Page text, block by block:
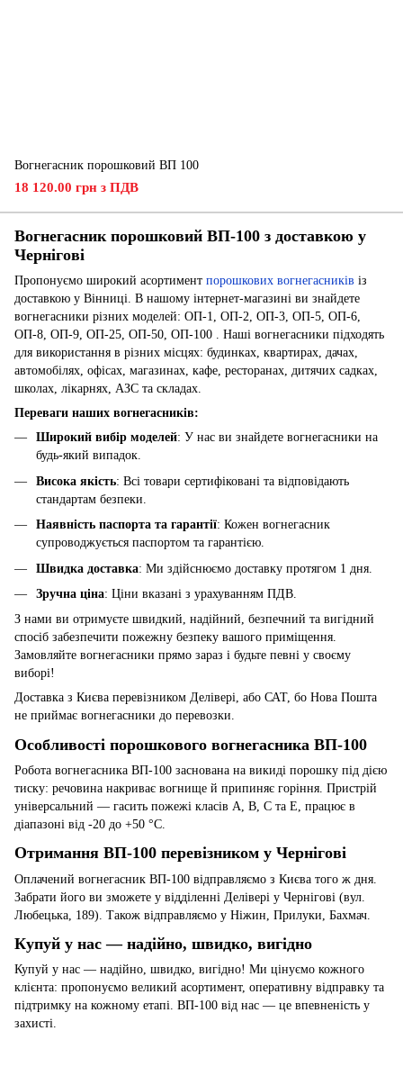
Вогнегасник порошковий ВП 100
18 120.00 грн з ПДВ
Вогнегасник порошковий ВП-100 з доставкою у
Чернігові
Пропонуємо широкий асортимент порошкових вогнегасників із
доставкою у Вінниці. В нашому інтернет-магазині ви знайдете
вогнегасники різних моделей: ОП-1, ОП-2, ОП-3, ОП-5, ОП-6,
ОП-8, ОП-9, ОП-25, ОП-50, ОП-100 . Наші вогнегасники підходять
для використання в різних місцях: будинках, квартирах, дачах,
автомобілях, офісах, магазинах, кафе, ресторанах, дитячих садках,
школах, лікарнях, АЗС та складах.
Переваги наших вогнегасників:
Широкий вибір моделей: У нас ви знайдете вогнегасники на
будь-який випадок.
Висока якість: Всі товари сертифіковані та відповідають
стандартам безпеки.
Наявність паспорта та гарантії: Кожен вогнегасник
супроводжується паспортом та гарантією.
Швидка доставка: Ми здійснюємо доставку протягом 1 дня.
Зручна ціна: Ціни вказані з урахуванням ПДВ.
З нами ви отримуєте швидкий, надійний, безпечний та вигідний
спосіб забезпечити пожежну безпеку вашого приміщення.
Замовляйте вогнегасники прямо зараз і будьте певні у своєму
виборі!
Доставка з Києва перевізником Делівері, або САТ, бо Нова Пошта
не приймає вогнегасники до перевозки.
Особливості порошкового вогнегасника ВП-100
Робота вогнегасника ВП-100 заснована на викиді порошку під дією
тиску: речовина накриває вогнище й припиняє горіння. Пристрій
універсальний — гасить пожежі класів A, B, C та E, працює в
діапазоні від -20 до +50 °C.
Отримання ВП-100 перевізником у Чернігові
Оплачений вогнегасник ВП-100 відправляємо з Києва того ж дня.
Забрати його ви зможете у відділенні Делівері у Чернігові (вул.
Любецька, 189). Також відправляємо у Ніжин, Прилуки, Бахмач.
Купуй у нас — надійно, швидко, вигідно
Купуй у нас — надійно, швидко, вигідно! Ми цінуємо кожного
клієнта: пропонуємо великий асортимент, оперативну відправку та
підтримку на кожному етапі. ВП-100 від нас — це впевненість у
захисті.